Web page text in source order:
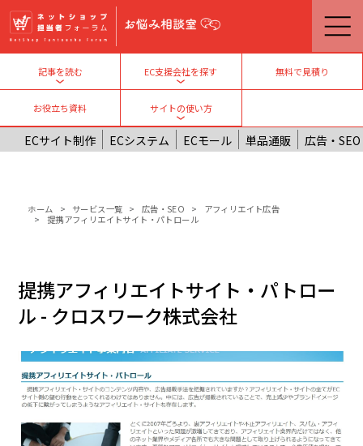
メインコンテンツに移動
記事を読む
Toggle submenu
EC支援会社を探す
Toggle submenu
無料で見積り
お役立ち資料
サイトの使い方
Toggle submenu
ECサイト制作 ECシステム ECモール 単品通販 広告・SEO
パンくず
ホーム サービス一覧 広告・SEO
アフィリエイト広告
提携アフィリエイトサイト・パトロール
提携アフィリエイトサイト・パトロー
ル - クロスワーク株式会社